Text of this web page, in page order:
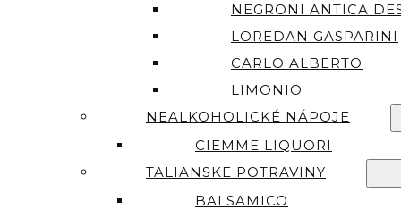
NEGRONI ANTICA
LOREDAN GASPARINI
CARLO ALBERTO
LIMONIO
NEALKOHOLICKÉ NÁPOJE
CIEMME LIQUORI
TALIANSKE POTRAVINY
BALSAMICO